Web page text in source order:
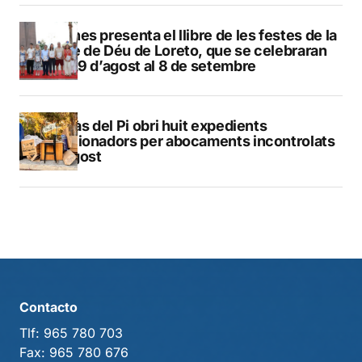
Duanes presenta el llibre de les festes de la
Mare de Déu de Loreto, que se celebraran
del 29 d’agost al 8 de setembre
L’Alfàs del Pi obri huit expedients
sancionadors per abocaments incontrolats
a l’agost
Contacto
Tlf: 965 780 703
Fax: 965 780 676